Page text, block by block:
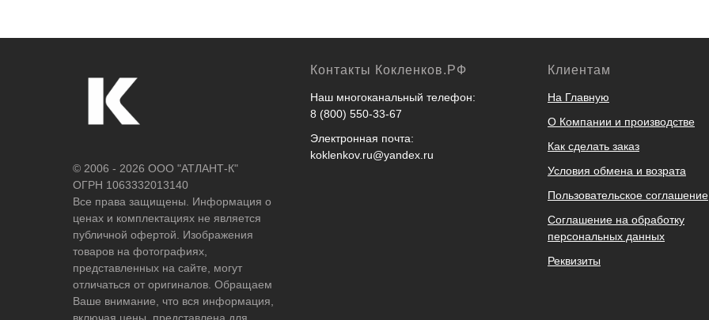
© 2006 - 2026 ООО "АТЛАНТ-К"
ОГРН 1063332013140
Все права защищены. Информация о
ценах и комплектациях не является
публичной офертой. Изображения
товаров на фотографиях,
представленных на сайте, могут
отличаться от оригиналов. Обращаем
Ваше внимание, что вся информация,
включая цены, представлена для
Контакты Кокленков.РФ
Наш многоканальный телефон:
8 (800) 550-33-67
Электронная почта:
koklenkov.ru@yandex.ru
Клиентам
На Главную
О Компании и производстве
Как сделать заказ
Условия обмена и возрата
Пользовательское соглашение
Соглашение на обработку
персональных данных
Реквизиты